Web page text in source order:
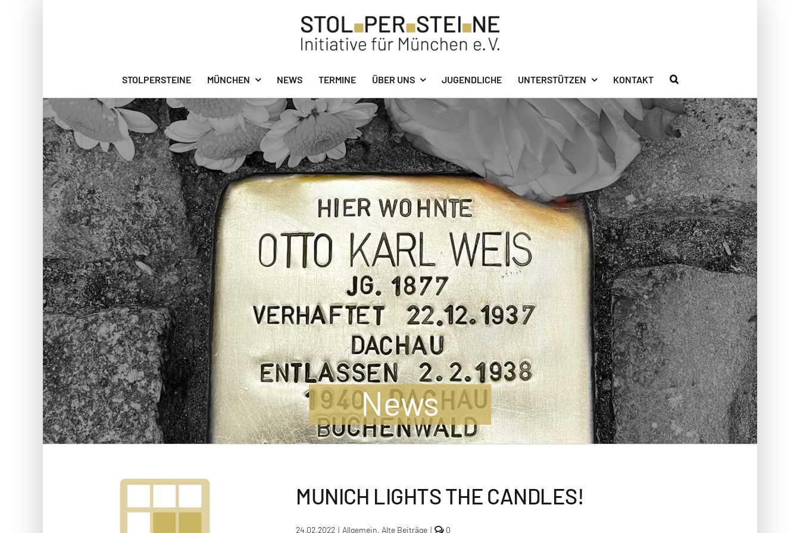
STOLPERSTEINE MÜNCHEN NEWS TERMINE ÜBER UNS JUGENDLICHE UNTERSTÜTZEN KONTAKT
News
MUNICH LIGHTS THE CANDLES!
24.02.2022 | Allgemein, Alte Beiträge | 0